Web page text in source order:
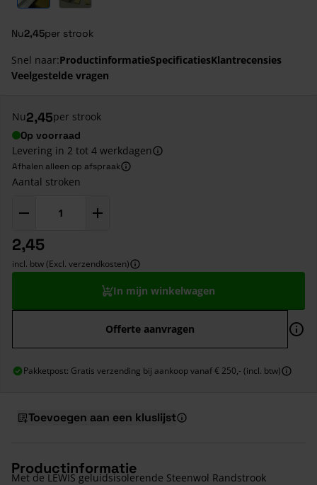
Nu2,45per strook
Snel naar:ProductinformatieSpecificatiesKlantrecensies
Veelgestelde vragen
Nu2,45per strook
Op voorraad
Levering in 2 tot 4 werkdagen
Afhalen alleen op afspraak
Aantal stroken
2,45
incl. btw (Excl. verzendkosten)
In mijn winkelwagen
Offerte aanvragen
Pakketpost: Gratis verzending bij aankoop vanaf € 250,- (incl. btw)
Toevoegen aan een kluslijst
Productinformatie
Met de LEWIS geluidsisolerende Steenwol Randstrook